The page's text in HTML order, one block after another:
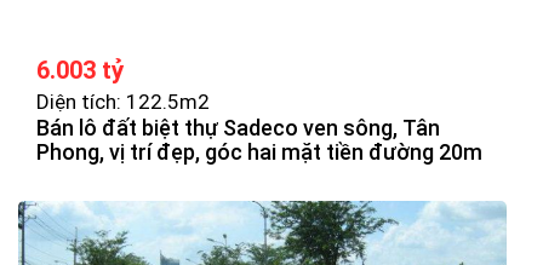
6.003 tỷ
Diện tích: 122.5m2
Bán lô đất biệt thự Sadeco ven sông, Tân
Phong, vị trí đẹp, góc hai mặt tiền đường 20m